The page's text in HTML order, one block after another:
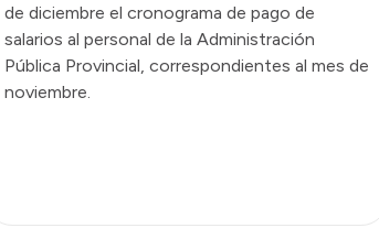
de diciembre el cronograma de pago de
salarios al personal de la Administración
Pública Provincial, correspondientes al mes de
noviembre.